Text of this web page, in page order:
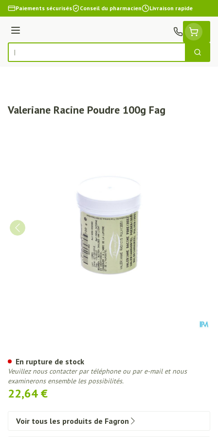
Aller au contenu
Paiements sécurisés Conseil du pharmacien Livraison rapide
Menu
Rechercher
Valeriane Racine Poudre 100g Fag
22,64 €
En rupture de stock
Veuillez nous contacter par téléphone ou par e-mail et nous
examinerons ensemble les possibilités.
Voir tous les produits de Fagron